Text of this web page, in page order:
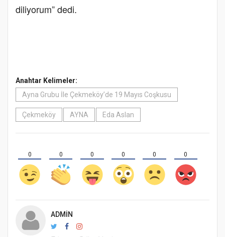
diliyorum” dedi.
Anahtar Kelimeler:
Ayna Grubu İle Çekmeköy’de 19 Mayıs Coşkusu
Çekmeköy AYNA Eda Aslan
0 0 0 0 0 0
ADMIN